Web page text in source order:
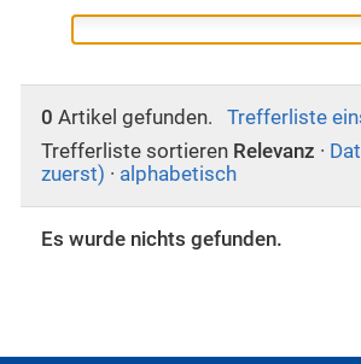
0 Artikel gefunden.
Trefferliste
Trefferliste sortieren Relevanz ·
zuerst) · alphabetisch
Es wurde nichts gefunden.